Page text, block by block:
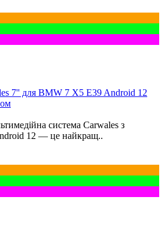
7'' для BMW 7 X5 E39 Android 12
система Carwales з
12 — це найкращ..